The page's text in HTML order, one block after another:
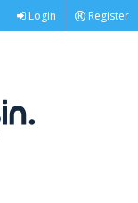
Login Register